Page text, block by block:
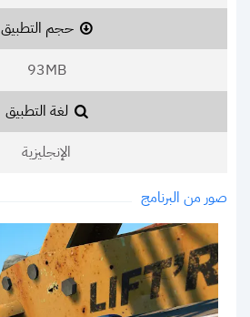
حجم التطبيق
93MB
لغة التطبيق
الإنجليزية
صور من البرنامج